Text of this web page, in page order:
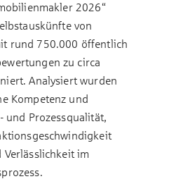
2026“
von
rund 750.000 öffentlich
zu circa
Analysiert wurden
Kompetenz und
und Prozessqualität,
Verlässlichkeit im